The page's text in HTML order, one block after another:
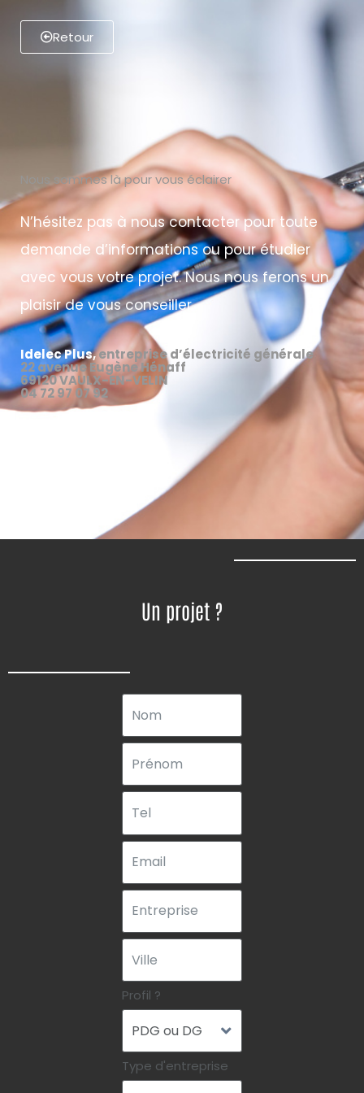
Retour
Nous sommes là pour vous éclairer
N’hésitez pas à nous contacter pour toute
demande d’informations ou pour étudier
avec vous votre projet. Nous nous ferons un
plaisir de vous conseiller.
Idelec Plus,entreprise d’électricité générale
22 avenue Eugène Hénaff
69120 VAULX-EN-VELIN
04 72 97 07 92
Un projet ?
Profil ?
Type d'entreprise